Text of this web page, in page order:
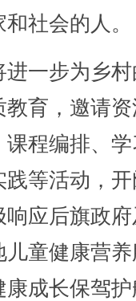
社会的人。
一步为乡村
育，邀请
程编排、
等活动，
应后旗政
童健康营
成长保驾